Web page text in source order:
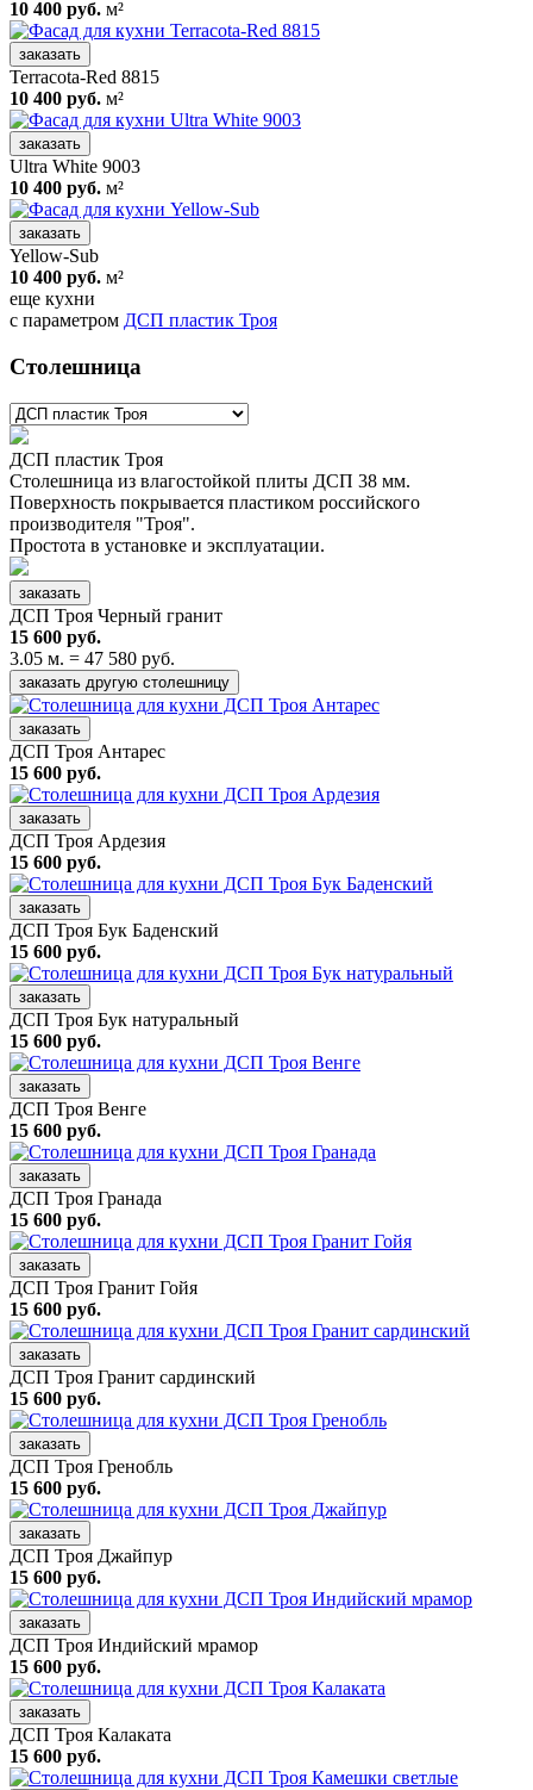
10 400 руб. м²
заказать
Terracota-Red 8815
10 400 руб. м²
заказать
Ultra White 9003
10 400 руб. м²
заказать
Yellow-Sub
10 400 руб. м²
еще кухни
с параметром ДСП пластик Троя
Столешница
ДСП пластик Троя
Столешница из влагостойкой плиты ДСП 38 мм.
Поверхность покрывается пластиком российского
производителя "Троя".
Простота в установке и эксплуатации.
заказать
ДСП Троя Черный гранит
15 600 руб.
3.05 м. = 47 580 руб.
заказать другую столешницу
заказать
ДСП Троя Антарес
15 600 руб.
заказать
ДСП Троя Ардезия
15 600 руб.
заказать
ДСП Троя Бук Баденский
15 600 руб.
заказать
ДСП Троя Бук натуральный
15 600 руб.
заказать
ДСП Троя Венге
15 600 руб.
заказать
ДСП Троя Гранада
15 600 руб.
заказать
ДСП Троя Гранит Гойя
15 600 руб.
заказать
ДСП Троя Гранит сардинский
15 600 руб.
заказать
ДСП Троя Гренобль
15 600 руб.
заказать
ДСП Троя Джайпур
15 600 руб.
заказать
ДСП Троя Индийский мрамор
15 600 руб.
заказать
ДСП Троя Калаката
15 600 руб.